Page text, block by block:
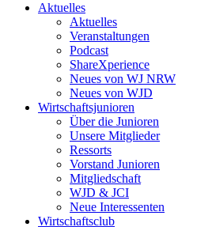
Aktuelles
Aktuelles
Veranstaltungen
Podcast
ShareXperience
Neues von WJ NRW
Neues von WJD
Wirtschaftsjunioren
Über die Junioren
Unsere Mitglieder
Ressorts
Vorstand Junioren
Mitgliedschaft
WJD & JCI
Neue Interessenten
Wirtschaftsclub